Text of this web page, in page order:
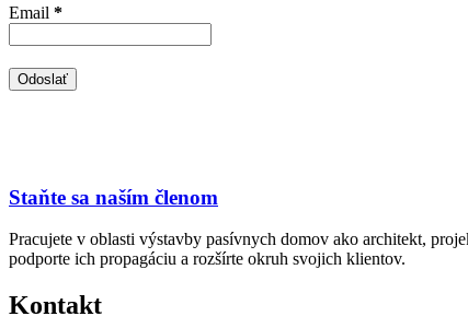
Email *
Staňte sa naším členom
Pracujete v oblasti výstavby pasívnych domov ako architekt,
podporte ich propagáciu a rozšírte okruh svojich klientov.
Kontakt